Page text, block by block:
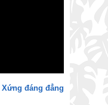
đáng đẳng